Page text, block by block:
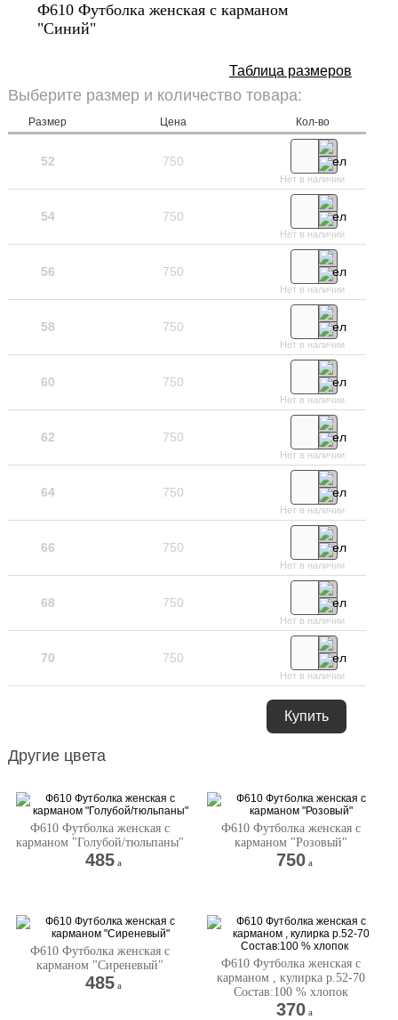
Ф610 Футболка женская с карманом
"Синий"
Таблица размеров
Выберите размер и количество товара:
Размер Цена Кол-во
52 750
Нет в наличии
54 750
Нет в наличии
56 750
Нет в наличии
58 750
Нет в наличии
60 750
Нет в наличии
62 750
Нет в наличии
64 750
Нет в наличии
66 750
Нет в наличии
68 750
Нет в наличии
70 750
Нет в наличии
Купить
Другие цвета
Ф610 Футболка женская с
карманом "Голубой/тюльпаны"
485 a
Ф610 Футболка женская с
карманом "Розовый"
750 a
Ф610 Футболка женская с
карманом "Сиреневый"
485 a
Ф610 Футболка женская с
карманом , кулирка р.52-70
Состав:100 % хлопок
370 a